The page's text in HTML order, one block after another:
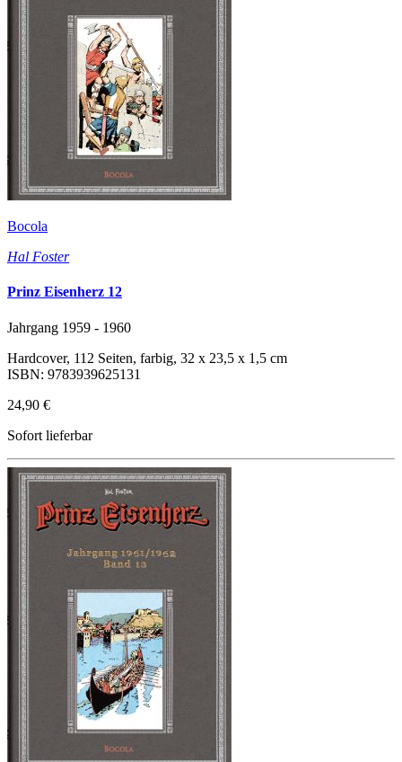
Bocola
Hal Foster
Prinz Eisenherz 12
Jahrgang 1959 - 1960
Hardcover, 112 Seiten, farbig, 32 x 23,5 x 1,5 cm
ISBN: 9783939625131
24,90 €
Sofort lieferbar